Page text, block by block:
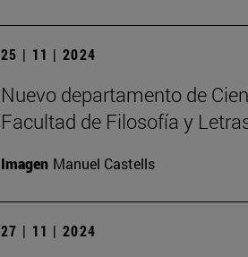
25 | 11 | 2024
Nuevo departamento de
Facultad de Filosofía y
Imagen Manuel Castells
27 | 11 | 2024